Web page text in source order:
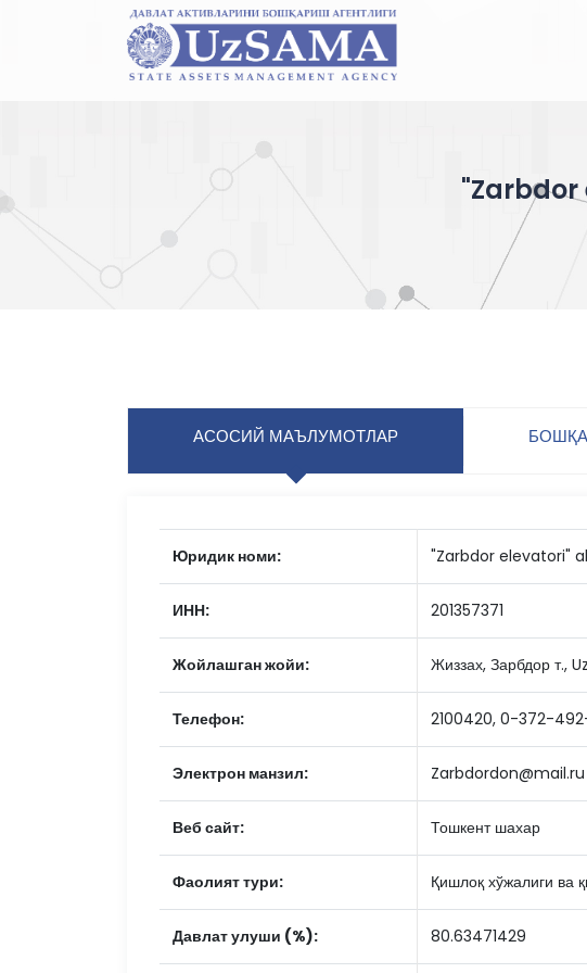
АСОСИЙ МАЪЛУМОТЛАР
Юридик номи: "Zarbdor elevatori"
ИНН: 201357371
Жойлашган жойи: Жиззах, Зарбдор т.,
Телефон: 2100420, 0-372-
Электрон манзил: Zarbdordon@mail.ru
Веб сайт: Тошкент шахар
Фаолият тури: Қишлоқ хўжалиги ва
Давлат улуши (%): 80.63471429